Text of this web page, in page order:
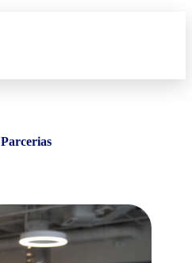
Parcerias